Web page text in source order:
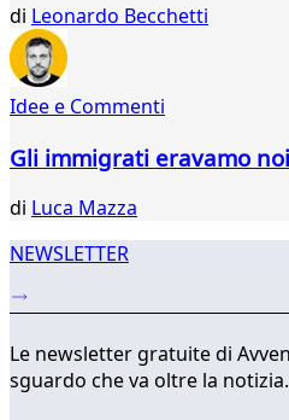
di Leonardo Becchetti
Idee e Commenti
Gli immigrati eravamo
di Luca Mazza
NEWSLETTER
Le newsletter gratuite di
sguardo che va oltre la notizia.